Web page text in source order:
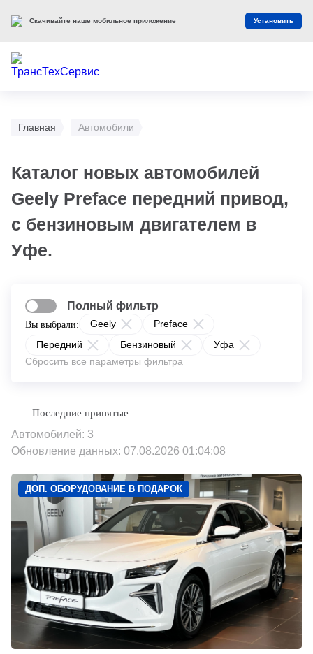
Главная Автомобили
Каталог новых автомобилей
Geely Preface передний привод,
с бензиновым двигателем в
Уфе.
Вы выбрали: Geely
Preface
Передний
Бензиновый
Уфа
Сбросить все параметры фильтра
Полный фильтр
Автомобилей: 3
Обновление данных: 07.08.2026 01:04:08
ДОП. ОБОРУДОВАНИЕ В ПОДАРОК
Скачивайте наше мобильное приложение Установить